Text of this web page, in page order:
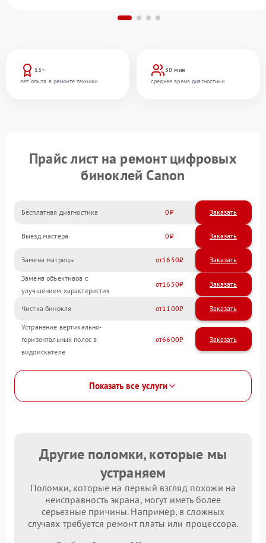
13+
лет опыта в ремонте техники
30 мин
среднее время диагностики
Прайс лист на ремонт цифровых
биноклей Canon
Бесплатная диагностика 0 Заказать
Выезд мастера 0 Заказать
Замена матрицы 1650
Замена объективов с
улучшением характеристик
1650
Чистка бинокля 1100
Устранение вертикально-
горизонтальных полос в
видоискателе
6600
Показать все услуги
Другие поломки, которые мы
устраняем
Поломки, которые на первый взгляд похожи на
неисправность экрана, могут иметь более
серьезные причины. Например, в сложных
случаях требуется ремонт платы или процессора.